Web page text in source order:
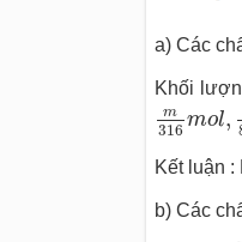
a) Các
Khối
m
316 mol,
m316 m
Kết luận
b) Các